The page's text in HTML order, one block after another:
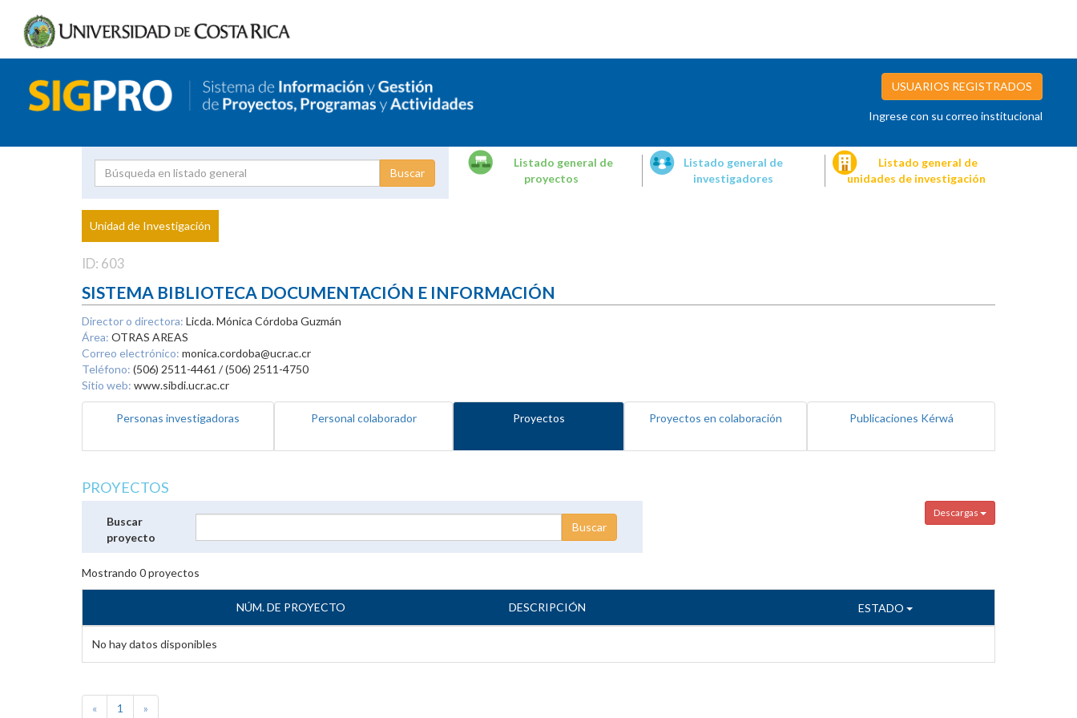
USUARIOS REGISTRADOS
Ingrese con su correo institucional
Proyecto
Investigador
Listado general de
proyectos
Listado general de
investigadores
Listado general de
unidades de investigación
Unidad de Investigación
ID: 603
SISTEMA BIBLIOTECA DOCUMENTACIÓN E INFORMACIÓN
Director o directora: Licda. Mónica Córdoba Guzmán
Área: OTRAS AREAS
Correo electrónico: monica.cordoba@ucr.ac.cr
Teléfono: (506) 2511-4461 / (506) 2511-4750
Sitio web: www.sibdi.ucr.ac.cr
Personas investigadoras Personal colaborador Proyectos Proyectos en colaboración Publicaciones Kérwá
PROYECTOS
Descargas
Buscar
proyecto
Mostrando 0proyectos
NÚM. DE PROYECTO DESCRIPCIÓN ESTADO
No hay datos disponibles
« 1 »